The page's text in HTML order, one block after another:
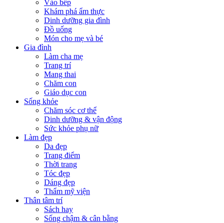
Vào bếp
Khám phá ẩm thực
Dinh dưỡng gia đình
Đồ uống
Món cho mẹ và bé
Gia đình
Làm cha mẹ
Trang trí
Mang thai
Chăm con
Giáo dục con
Sống khỏe
Chăm sóc cơ thể
Dinh dưỡng & vận động
Sức khỏe phụ nữ
Làm đẹp
Da đẹp
Trang điểm
Thời trang
Tóc đẹp
Dáng đẹp
Thẩm mỹ viện
Thân tâm trí
Sách hay
Sống chậm & cân bằng